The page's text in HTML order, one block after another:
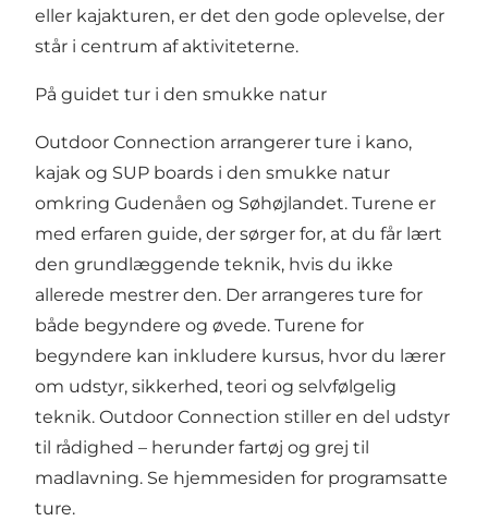
eller kajakturen, er det den gode oplevelse, der
står i centrum af aktiviteterne.
På guidet tur i den smukke natur
Outdoor Connection arrangerer ture i kano,
kajak og SUP boards i den smukke natur
omkring Gudenåen og Søhøjlandet. Turene er
med erfaren guide, der sørger for, at du får lært
den grundlæggende teknik, hvis du ikke
allerede mestrer den. Der arrangeres ture for
både begyndere og øvede. Turene for
begyndere kan inkludere kursus, hvor du lærer
om udstyr, sikkerhed, teori og selvfølgelig
teknik. Outdoor Connection stiller en del udstyr
til rådighed – herunder fartøj og grej til
madlavning. Se hjemmesiden for programsatte
ture.